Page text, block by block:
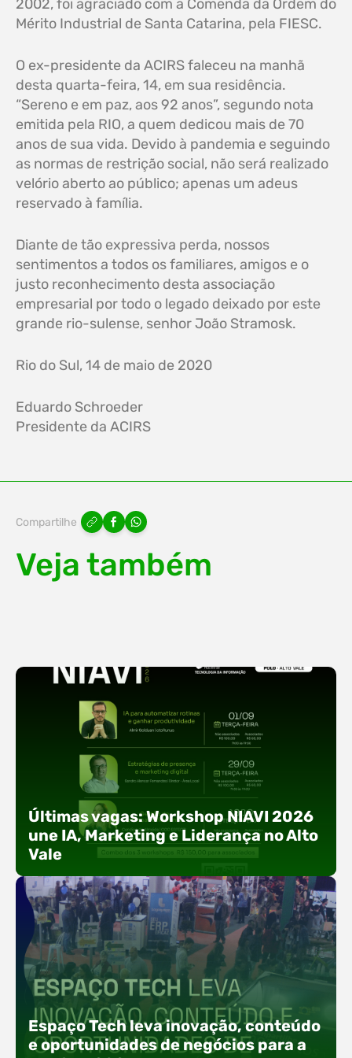
2002, foi agraciado com a Comenda da Ordem do
Mérito Industrial de Santa Catarina, pela FIESC.
O ex-presidente da ACIRS faleceu na manhã
desta quarta-feira, 14, em sua residência.
“Sereno e em paz, aos 92 anos”, segundo nota
emitida pela RIO, a quem dedicou mais de 70
anos de sua vida. Devido à pandemia e seguindo
as normas de restrição social, não será realizado
velório aberto ao público; apenas um adeus
reservado à família.
Diante de tão expressiva perda, nossos
sentimentos a todos os familiares, amigos e o
justo reconhecimento desta associação
empresarial por todo o legado deixado por este
grande rio-sulense, senhor João Stramosk.
Rio do Sul, 14 de maio de 2020
Eduardo Schroeder
Presidente da ACIRS
Compartilhe
Veja também
Últimas vagas: Workshop NIAVI 2026
une IA, Marketing e Liderança no Alto
Vale
Com o objetivo de impulsionar a produtividade, a
presença digital e a gestão nas empresas do
Alto Vale, o Núcleo de Tecnologia da Informação
(NIAVI), Polo ACATE-ACIRS, realiza a edição
Espaço Tech leva inovação, conteúdo
e oportunidades de negócios para a